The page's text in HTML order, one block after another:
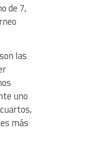
de 7,
las
uno
más